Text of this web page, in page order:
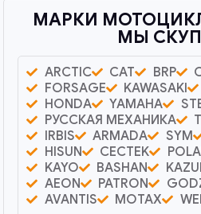
МАРКИ
МЫ
ARCTIC CAT BRP
FORSAGE
KAWASAKI
HONDA
YAMAHA
РУССКАЯ МЕХАНИКА
IRBIS
ARMADA SYM
HISUN
CECTEK
KAYO
BASHAN
AEON
PATRON
AVANTIS
MOTAX